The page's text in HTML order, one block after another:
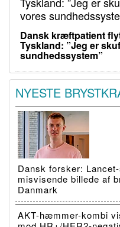
Dansk kræftpatient
Tyskland: ”Jeg er
sundhedssystem”
NYESTE
Dansk forsker:
misvisende billede af
Danmark
AKT-hæmmer-kombi